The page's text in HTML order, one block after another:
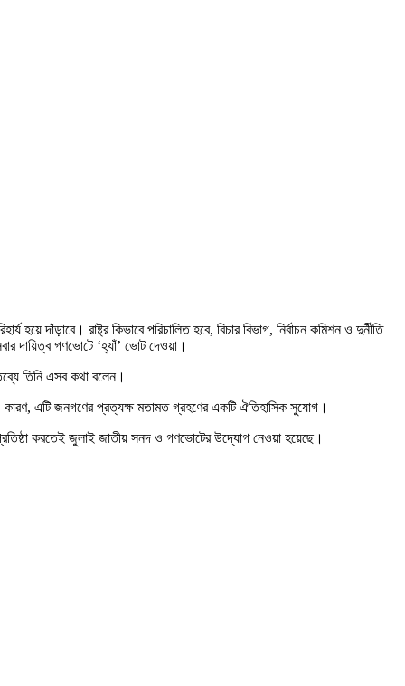
দাঁড়াবে। রাষ্ট্র কিভাবে পরিচালিত হবে, বিচার বিভাগ, নির্বাচন কমিশন ও দুর্নীতি
দায়িত্ব গণভোটে ‘হ্যাঁ’ ভোট দেওয়া।
তিনি এসব কথা বলেন।
এটি জনগণের প্রত্যক্ষ মতামত গ্রহণের একটি ঐতিহাসিক সুযোগ।
করতেই জুলাই জাতীয় সনদ ও গণভোটের উদ্যোগ নেওয়া হয়েছে।